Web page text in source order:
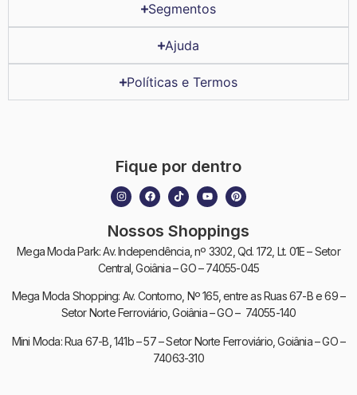
Segmentos
Ajuda
Políticas e Termos
Fique por dentro
Nossos Shoppings
Mega Moda Park: Av. Independência, nº 3302, Qd. 172, Lt. 01E – Setor
Central, Goiânia – GO – 74055-045
Mega Moda Shopping: Av. Contorno, Nº 165, entre as Ruas 67-B e 69 –
Setor Norte Ferroviário, Goiânia – GO – 74055-140
Mini Moda: Rua 67-B, 141b – 57 – Setor Norte Ferroviário, Goiânia – GO –
74063-310